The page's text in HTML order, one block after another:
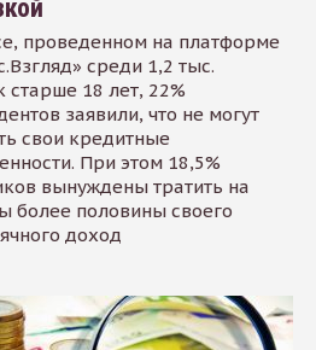
проведенном на платформе
среди 1,2 тыс.
старше 18 лет, 22%
заявили, что не могут
свои кредитные
При этом 18,5%
вынуждены тратить на
более половины своего
доход